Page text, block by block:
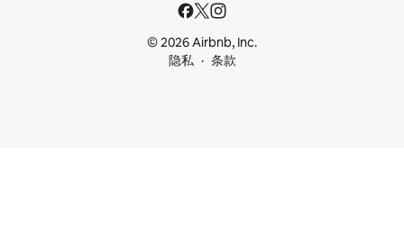
© 2026 Airbnb, Inc.
隐私
条款